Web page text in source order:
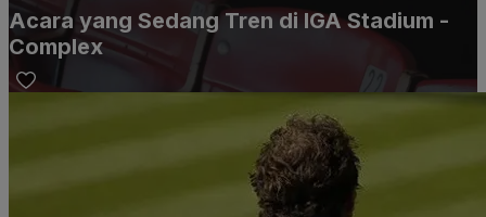
Acara yang Sedang Tren di IGA Stadium -
Complex